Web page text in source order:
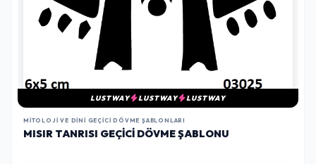
LUSTWAY LUSTWAY LUSTWAY
MITOLOJI VE DINI GEÇICI DÖVME ŞABLONLARI
MISIR TANRISI GEÇICI DÖVME ŞABLONU